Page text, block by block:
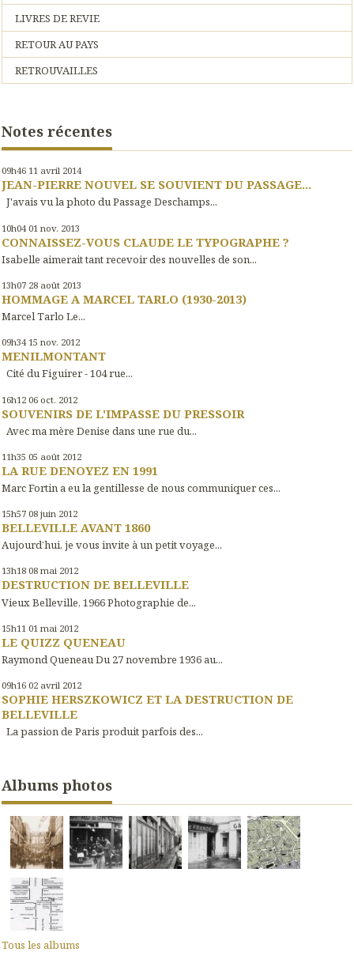
LIVRES DE REVIE
RETOUR AU PAYS
RETROUVAILLES
Notes récentes
09h46 11 avril 2014
JEAN-PIERRE NOUVEL SE SOUVIENT DU PASSAGE...
J'avais vu la photo du Passage Deschamps...
10h04 01 nov. 2013
CONNAISSEZ-VOUS CLAUDE LE TYPOGRAPHE ?
Isabelle aimerait tant recevoir des nouvelles de son...
13h07 28 août 2013
HOMMAGE A MARCEL TARLO (1930-2013)
Marcel Tarlo Le...
09h34 15 nov. 2012
MENILMONTANT
Cité du Figuirer - 104 rue...
16h12 06 oct. 2012
SOUVENIRS DE L'IMPASSE DU PRESSOIR
Avec ma mère Denise dans une rue du...
11h35 05 août 2012
LA RUE DENOYEZ EN 1991
Marc Fortin a eu la gentillesse de nous communiquer ces...
15h57 08 juin 2012
BELLEVILLE AVANT 1860
Aujourd’hui, je vous invite à un petit voyage...
13h18 08 mai 2012
DESTRUCTION DE BELLEVILLE
Vieux Belleville, 1966 Photographie de...
15h11 01 mai 2012
LE QUIZZ QUENEAU
Raymond Queneau Du 27 novembre 1936 au...
09h16 02 avril 2012
SOPHIE HERSZKOWICZ ET LA DESTRUCTION DE
BELLEVILLE
La passion de Paris produit parfois des...
Albums photos
Tous les albums